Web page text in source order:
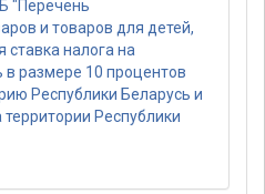
"Перечень
и товаров для детей,
ставка налога на
размере 10 процентов
Республики Беларусь и
Республики